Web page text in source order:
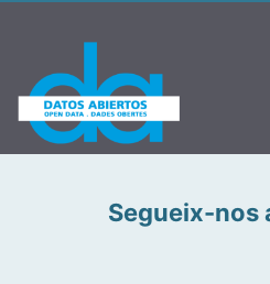
Segueix-nos